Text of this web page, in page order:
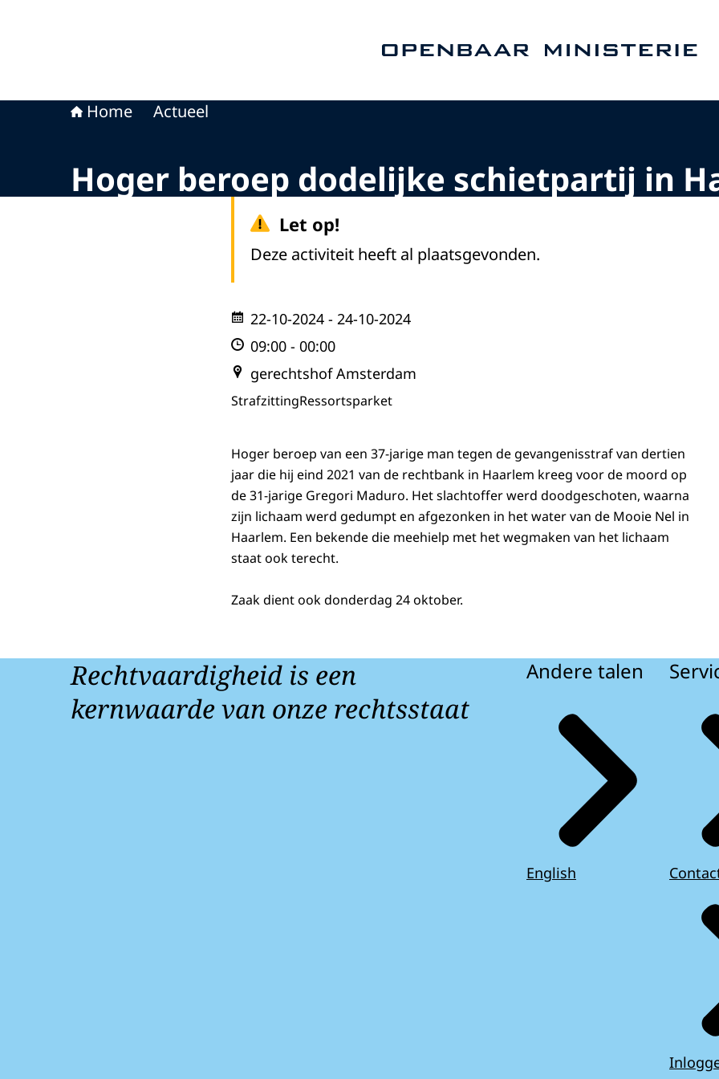
Home Actueel
Hoger beroep dodelijke schietpartij in
Let op!
Deze activiteit heeft al plaatsgevonden.
22-10-2024 - 24-10-2024
09:00 - 00:00
gerechtshof Amsterdam
StrafzittingRessortsparket
Hoger beroep van een 37-jarige man tegen de gevangenisstraf van dertien
jaar die hij eind 2021 van de rechtbank in Haarlem kreeg voor de moord op
de 31-jarige Gregori Maduro. Het slachtoffer werd doodgeschoten, waarna
zijn lichaam werd gedumpt en afgezonken in het water van de Mooie Nel in
Haarlem. Een bekende die meehielp met het wegmaken van het lichaam
staat ook terecht.
Zaak dient ook donderdag 24 oktober.
Rechtvaardigheid is een
kernwaarde van onze rechtsstaat
Andere talen
English